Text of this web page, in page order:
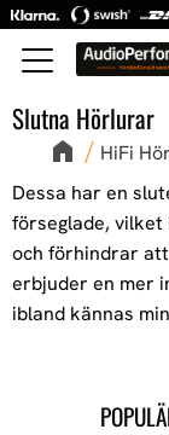
Meny
Slutna Hörlurar
HiFi
Dessa har en
förseglade,
och förhindrar
erbjuder en mer
ibland kännas